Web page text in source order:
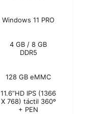
Windows 11 PRO
4 GB / 8 GB
DDR5
128 GB eMMC
11.6”HD IPS (1366
X 768) táctil 360º
+ PEN